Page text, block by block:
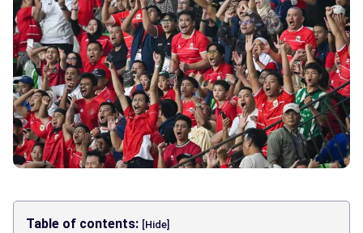
Table of contents: [Hide]